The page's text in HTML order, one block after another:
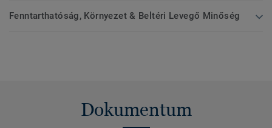
Fenntarthatóság, Környezet & Beltéri Levegő Minőség
Dokumentum